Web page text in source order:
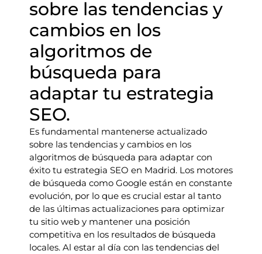
sobre las tendencias y
cambios en los
algoritmos de
búsqueda para
adaptar tu estrategia
SEO.
Es fundamental mantenerse actualizado
sobre las tendencias y cambios en los
algoritmos de búsqueda para adaptar con
éxito tu estrategia SEO en Madrid. Los motores
de búsqueda como Google están en constante
evolución, por lo que es crucial estar al tanto
de las últimas actualizaciones para optimizar
tu sitio web y mantener una posición
competitiva en los resultados de búsqueda
locales. Al estar al día con las tendencias del